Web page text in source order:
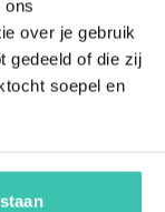
ons
over je gebruik
gedeeld of die zij
soepel en